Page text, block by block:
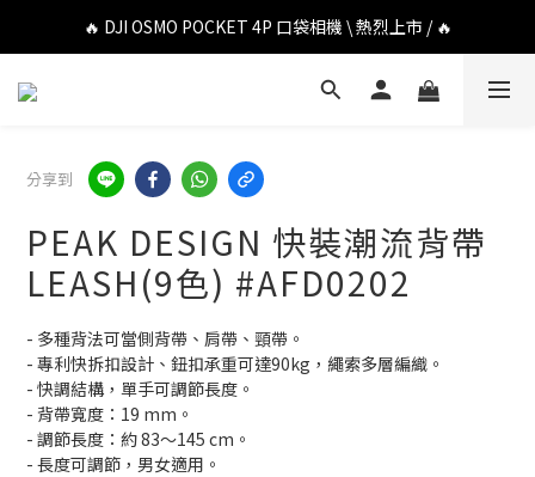
🔥 DJI OSMO POCKET 4P 口袋相機 \ 熱烈上市 / 🔥
🔥 DJI OSMO POCKET 4P 口袋相機 \ 熱烈上市 / 🔥
🔥 Insta360 Luna Ultra 雲台相機 \ 熱烈上市 / 🔥
🔥 DJI OSMO POCKET 4P 口袋相機 \ 熱烈上市 / 🔥
分享到
PEAK DESIGN 快裝潮流背帶
LEASH(9色) #AFD0202
- 多種背法可當側背帶、肩帶、頸帶。
- 專利快拆扣設計、鈕扣承重可達90kg，繩索多層編織。
- 快調結構，單手可調節長度。
- 背帶寬度：19 mm。
- 調節長度：約 83～145 cm。
- 長度可調節，男女適用。